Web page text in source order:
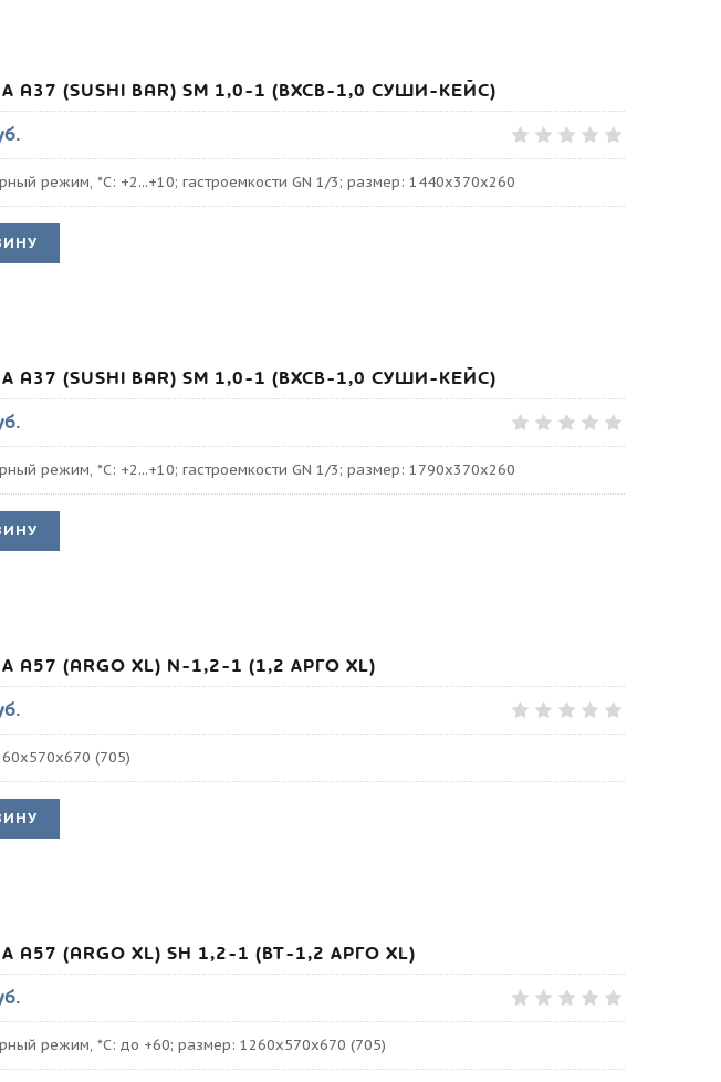
A37 (SUSHI BAR) SM 1,0-1 (ВХСВ-1,0 СУШИ-КЕЙС)
режим, *С: +2...+10; гастроемкости GN 1/3; размер: 1440х370х260
A37 (SUSHI BAR) SM 1,0-1 (ВХСВ-1,0 СУШИ-КЕЙС)
режим, *С: +2...+10; гастроемкости GN 1/3; размер: 1790х370х260
A57 (ARGO XL) N-1,2-1 (1,2 АРГО XL)
(705)
A57 (ARGO XL) SH 1,2-1 (ВТ-1,2 АРГО XL)
режим, *С: до +60; размер: 1260х570х670 (705)